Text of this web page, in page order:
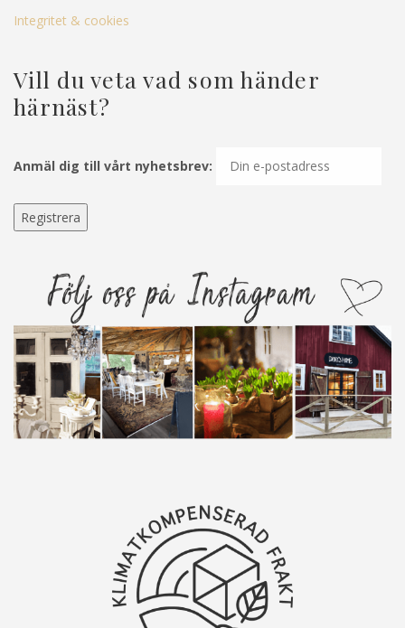
Integritet & cookies
Vill du veta vad som händer
härnäst?
Anmäl dig till vårt nyhetsbrev: